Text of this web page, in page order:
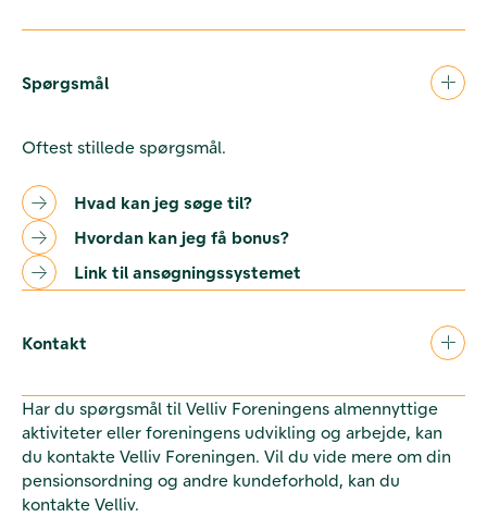
Spørgsmål
Oftest stillede spørgsmål.
Hvad kan jeg søge til?
Hvordan kan jeg få bonus?
Link til ansøgningssystemet
Kontakt
Har du spørgsmål til Velliv Foreningens almennyttige
aktiviteter eller foreningens udvikling og arbejde, kan
du kontakte Velliv Foreningen. Vil du vide mere om din
pensionsordning og andre kundeforhold, kan du
kontakte Velliv.